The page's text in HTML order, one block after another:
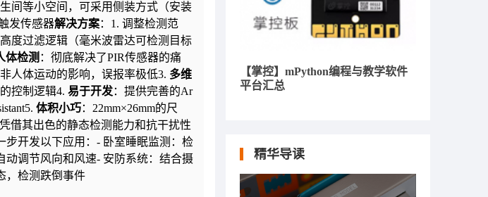
间等小空间，可采用侧装方式（安装
发传感器解决方案：1. 调整检测范
度过滤逻辑（毫米波雷达可检测目标
体检测 ：彻底解决了PIR传感器的痛
人体运动的影响，误报率极低3. 多维
控制逻辑4. 易于开发：提供完善的Ar
体积小巧：22mm×26mm的尺
借其出色的静态检测能力和抗干扰性
步开发以下应用：- 卧室睡眠监测：检
调节风向和风速- 安防系统：结合摄
，检测跌倒事件
【掌控】mPython编程与教学软件
平台汇总
精华导读